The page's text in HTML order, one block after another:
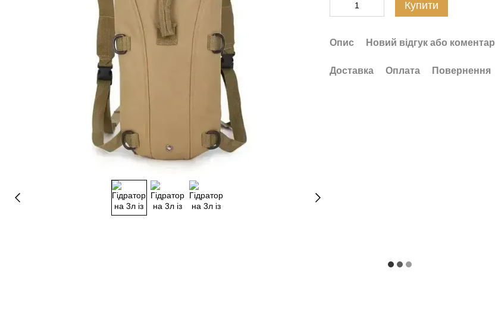
Купити
Опис Новий відгук або коментар
Доставка Оплата Повернення